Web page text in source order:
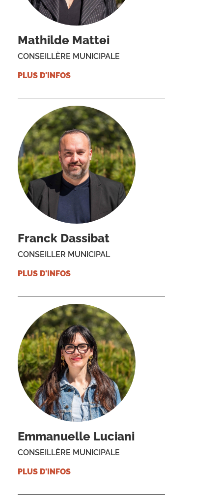
Mathilde Mattei
CONSEILLÈRE MUNICIPALE
PLUS D'INFOS
Franck Dassibat
CONSEILLER MUNICIPAL
PLUS D'INFOS
Emmanuelle Luciani
CONSEILLÈRE MUNICIPALE
PLUS D'INFOS